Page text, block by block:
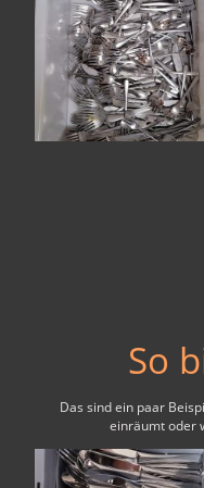
So
Das sind ein paar
einräumt oder